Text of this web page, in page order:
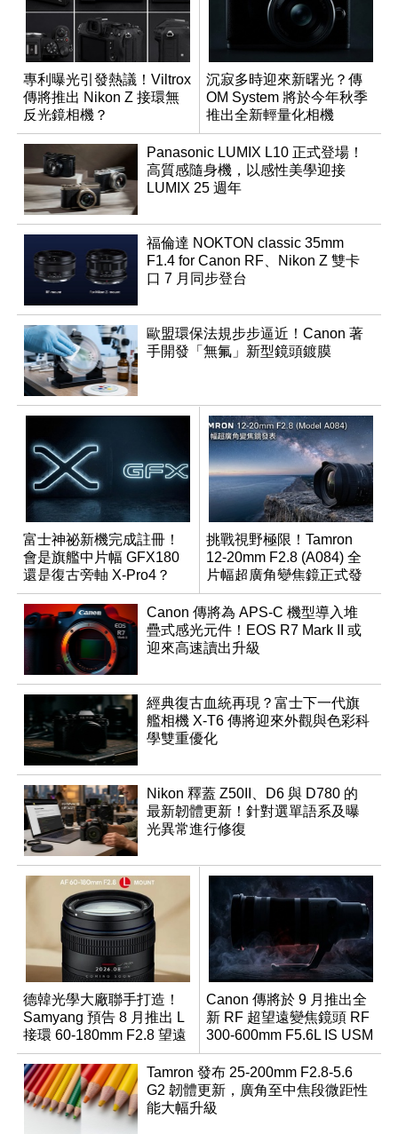
專利曝光引發熱議！Viltrox
傳將推出 Nikon Z 接環無
反光鏡相機？
沉寂多時迎來新曙光？傳
OM System 將於今年秋季
推出全新輕量化相機
Panasonic LUMIX L10 正式登場！
高質感隨身機，以感性美學迎接
LUMIX 25 週年
福倫達 NOKTON classic 35mm
F1.4 for Canon RF、Nikon Z 雙卡
口 7 月同步登台
歐盟環保法規步步逼近！Canon 著
手開發「無氟」新型鏡頭鍍膜
富士神祕新機完成註冊！
會是旗艦中片幅 GFX180
還是復古旁軸 X-Pro4？
挑戰視野極限！Tamron
12-20mm F2.8 (A084) 全
片幅超廣角變焦鏡正式發
表
Canon 傳將為 APS-C 機型導入堆
疊式感光元件！EOS R7 Mark II 或
迎來高速讀出升級
經典復古血統再現？富士下一代旗
艦相機 X-T6 傳將迎來外觀與色彩科
學雙重優化
Nikon 釋蓋 Z50II、D6 與 D780 的
最新韌體更新！針對選單語系及曝
光異常進行修復
德韓光學大廠聯手打造！
Samyang 預告 8 月推出 L
接環 60-180mm F2.8 望遠
變焦鏡
Canon 傳將於 9 月推出全
新 RF 超望遠變焦鏡頭 RF
300-600mm F5.6L IS USM
Tamron 發布 25-200mm F2.8-5.6
G2 韌體更新，廣角至中焦段微距性
能大幅升級